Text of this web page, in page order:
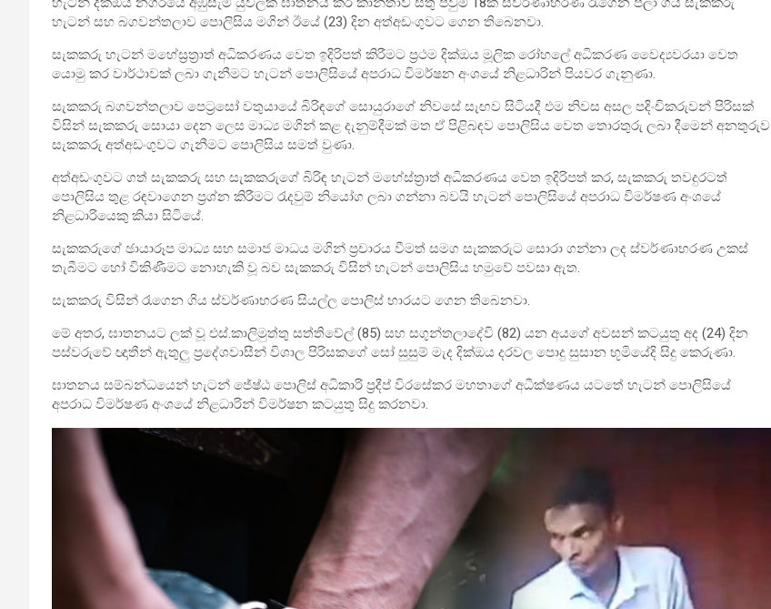
හැටන් සහ බගවන්තලාව පොලිසිය මගින් ඊයේ (23) දින අත්අඩංගුවට ගෙන තිබෙනවා.
සැකකරු හැටන් මහේස්‍රත්‍රාත් අධිකරණය වෙත ඉදිරිපත් කිරීමට ප්‍රථම දික්ඔය මූලික රෝහලේ අධිකරණ වෛද්‍යවරයා වෙත
යොමු කර වාර්ථාවක් ලබා ගැනීමට හැටන් පොලිසියේ අපරාධ විමර්ෂන අංශයේ නිළධාරින් පියවර ගැනුණා.
සැකකරු බගවන්තලාව පෙට්‍රසෝ වතුයායේ බිරිඳගේ සොයුරාගේ නිවසේ සැඟව සිටියදී එම නිවස අසල පදිංචිකරුවන් පිරිසක්
විසින් සැකකරු සොයා දෙන ලෙස මාධ්‍ය මගින් කළ දැනුම්දීමක් මත ඒ පිළිබඳව පොලිසිය වෙත තොරතුරු ලබා දීමෙන් අනතුරුව
සැකකරු අත්අඩංගුවට ගැනීමට පොලිසිය සමත් වුණා.
අත්අඩංගුවට ගත් සැකකරු සහ සැකකරුගේ බිරිඳ හැටන් මහේස්‍ත්‍රාත් අධිකරණය වෙත ඉදිරිපත් කර, සැකකරු තවදුරටත්
පොලිසිය තුළ රඳවාගෙන ප්‍රශ්න කිරීමට රැදවුම් නියෝග ලබා ගන්නා බවයි හැටන් පොලිසියේ අපරාධ විමර්ෂණ අංශයේ
නිළධාරියෙකු කියා සිටියේ.
සැකකරුගේ ඡායාරූප මාධ්‍ය සහ සමාජ මාධය මගින් ප්‍රචාරය වීමත් සමග සැකකරුට සොරා ගන්නා ලද ස්වර්ණාභරණ උකස්
තැබීමට හෝ විකිණීමට නොහැකි වූ බව සැකකරු විසින් හැටන් පොලිසිය හමුවේ පවසා ඇත.
සැකකරු විසින් රැගෙන ගිය ස්වර්ණාභරණ සියල්ල පොලිස් භාරයට ගෙන තිබෙනවා.
මේ අතර, ඝාතනයට ලක් වූ එස්.කාලිමුත්තු සත්තිවේල් (85) සහ සගුන්තලාදේවි (82) යන අය‍ගේ අවසන් කටයුතු අද (24) දින
පස්වරුවේ ඥාතීන් ඇතුලු ප්‍රදේශවාසීන් විශාල පිරිසකගේ සෝ සුසුම් මැද දික්ඔය දරවල පොදු සුසාන භූමියේදි සිදු කෙරුණා.
ඝාතනය සම්බන්ධයෙන් හැටන් ජේෂ්ඨ පොලිස් අධිකාරි ප්‍රදීප් විරසේකර මහතාගේ අධීක්ෂණය යටතේ හැටන් පොලිසියේ
අපරාධ විමර්ෂණ අංශයේ නිළධාරින් විමර්ෂන කටයුතු සිදු කරනවා.